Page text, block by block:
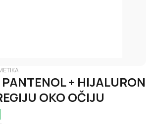
+ HIJALURON
OKO OČIJU